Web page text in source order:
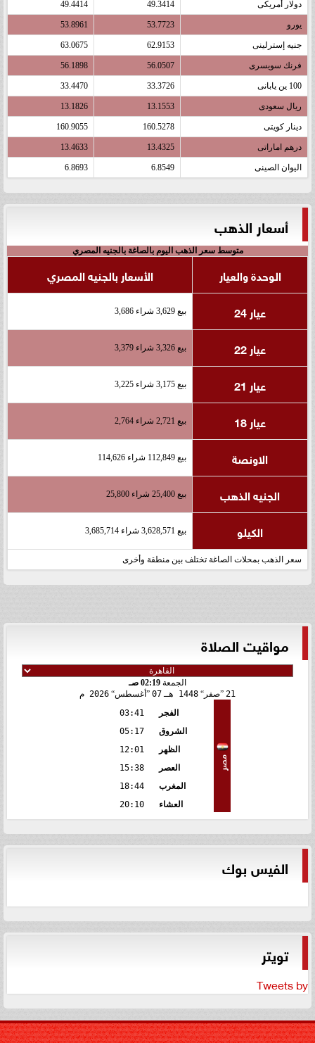
دولار أمريكى 49.3414
49.4414
يورو 53.7723
53.8961
جنيه إسترلينى 62.9153
63.0675
فرنك سويسرى 56.0507
56.1898
100 ين يابانى 33.3726
33.4470
ريال سعودى 13.1553
13.1826
دينار كويتى 160.5278
160.9055
درهم اماراتى 13.4325
13.4633
اليوان الصينى 6.8549
6.8693
أسعار الذهب
متوسط سعر الذهب اليوم بالصاغة بالجنيه المصري
الوحدة والعيار
الأسعار بالجنيه المصري
عيار 24
بيع 3,629 شراء 3,686
عيار 22 بيع 3,326 شراء 3,379
عيار 21 بيع 3,175 شراء 3,225
عيار 18 بيع 2,721 شراء 2,764
الاونصة بيع 112,849 شراء 114,626
الجنيه الذهب بيع 25,400 شراء 25,800
الكيلو بيع 3,628,571 شراء 3,685,714
سعر الذهب بمحلات الصاغة تختلف بين منطقة وأخرى
مواقيت الصلاة
الجمعة 02:19 صـ
21 صفر 1448 هـ 07 أغسطس 2026 م
مصر
الفجر
03:41
الشروق
05:17
الظهر
12:01
العصر
15:38
المغرب
18:44
العشاء
20:10
الفيس بوك
تويتر
Tweets by